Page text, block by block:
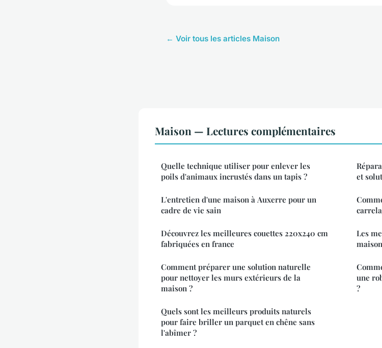
← Voir tous les articles Maison
Maison — Lectures complémentaires
Quelle technique utiliser pour enlever les
poils d'animaux incrustés dans un tapis ?
L'entretien d'une maison à Auxerre pour un
cadre de vie sain
Découvrez les meilleures couettes 220x240 cm
fabriquées en france
Comment préparer une solution naturelle
pour nettoyer les murs extérieurs de la
maison ?
Quels sont les meilleurs produits naturels
pour faire briller un parquet en chêne sans
l'abîmer ?
et
Les
une
?